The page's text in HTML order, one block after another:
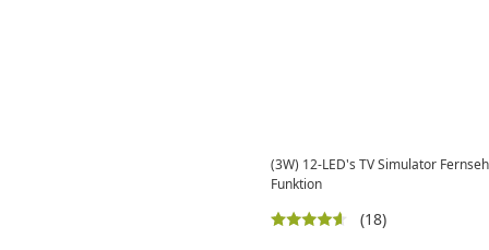
(3W) 12-LED's TV Simulator
Funktion
(18)